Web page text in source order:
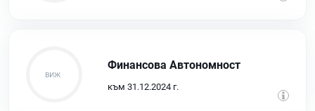
Финансова Автономност
към 31.12.2024 г.